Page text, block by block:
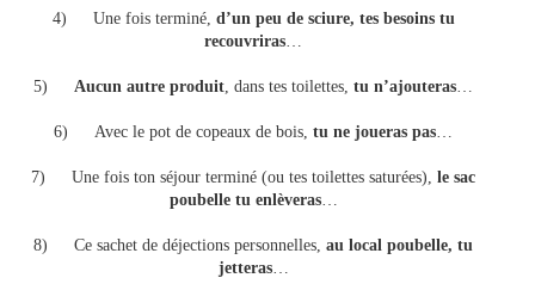
4) Une fois terminé, d’un peu de sciure, tes besoins tu
recouvriras…
5) Aucun autre produit, dans tes toilettes, tu n’ajouteras…
6) Avec le pot de copeaux de bois, tu ne joueras pas…
7) Une fois ton séjour terminé (ou tes toilettes saturées), le sac
poubelle tu enlèveras…
8) Ce sachet de déjections personnelles, au local poubelle, tu
jetteras…